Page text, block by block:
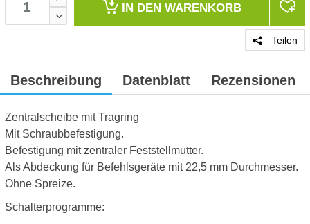
IN DEN WARENKORB
Teilen
Beschreibung Datenblatt Rezensionen
Zentralscheibe mit Tragring
Mit Schraubbefestigung.
Befestigung mit zentraler Feststellmutter.
Als Abdeckung für Befehlsgeräte mit 22,5 mm Durchmesser.
Ohne Spreize.
Schalterprogramme: